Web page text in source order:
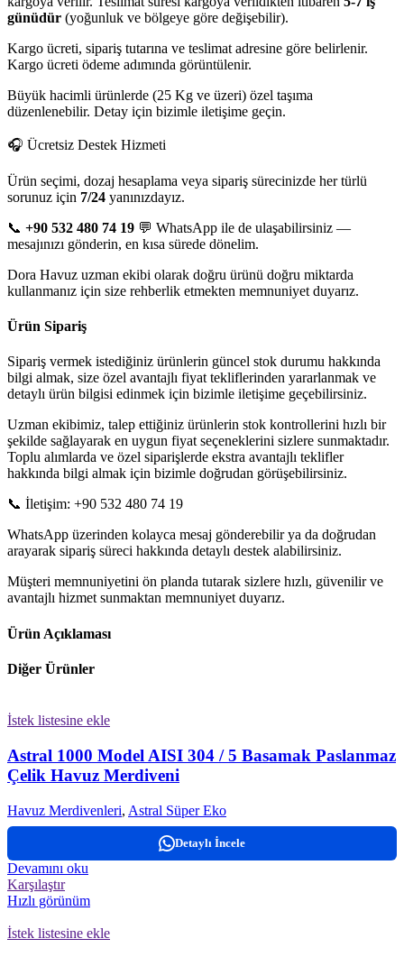
günüdür (yoğunluk ve bölgeye göre değişebilir).
Kargo ücreti, sipariş tutarına ve teslimat adresine göre belirlenir.
Kargo ücreti ödeme adımında görüntülenir.
Büyük hacimli ürünlerde (25 Kg ve üzeri) özel taşıma
düzenlenebilir. Detay için bizimle iletişime geçin.
🎧 Ücretsiz Destek Hizmeti
Ürün seçimi, dozaj hesaplama veya sipariş sürecinizde her türlü
sorunuz için 7/24 yanınızdayız.
📞 +90 532 480 74 19 💬 WhatsApp ile de ulaşabilirsiniz —
mesajınızı gönderin, en kısa sürede dönelim.
Dora Havuz uzman ekibi olarak doğru ürünü doğru miktarda
kullanmanız için size rehberlik etmekten memnuniyet duyarız.
Ürün Sipariş
Sipariş vermek istediğiniz ürünlerin güncel stok durumu hakkında
bilgi almak, size özel avantajlı fiyat tekliflerinden yararlanmak ve
detaylı ürün bilgisi edinmek için bizimle iletişime geçebilirsiniz.
Uzman ekibimiz, talep ettiğiniz ürünlerin stok kontrollerini hızlı bir
şekilde sağlayarak en uygun fiyat seçeneklerini sizlere sunmaktadır.
Toplu alımlarda ve özel siparişlerde ekstra avantajlı teklifler
hakkında bilgi almak için bizimle doğrudan görüşebilirsiniz.
📞 İletişim: +90 532 480 74 19
WhatsApp üzerinden kolayca mesaj gönderebilir ya da doğrudan
arayarak sipariş süreci hakkında detaylı destek alabilirsiniz.
Müşteri memnuniyetini ön planda tutarak sizlere hızlı, güvenilir ve
avantajlı hizmet sunmaktan memnuniyet duyarız.
Ürün Açıklaması
Diğer Ürünler
İstek listesine ekle
Astral 1000 Model AISI 304 / 5 Basamak Paslanmaz
Çelik Havuz Merdiveni
Havuz Merdivenleri, Astral Süper Eko
Detaylı İncele
Devamını oku
Karşılaştır
Hızlı görünüm
İstek listesine ekle